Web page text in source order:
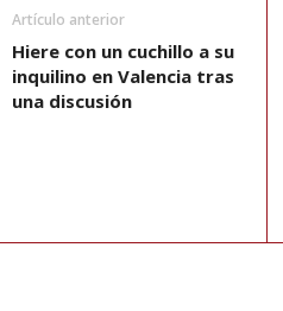
Artículo anterior
Hiere con un cuchillo a su
inquilino en Valencia tras
una discusión